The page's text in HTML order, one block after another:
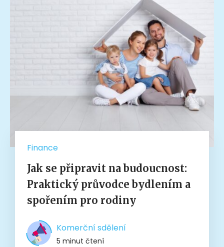
Finance
Jak se připravit na budoucnost:
Praktický průvodce bydlením a
spořením pro rodiny
Komerční sdělení
5 minut čtení